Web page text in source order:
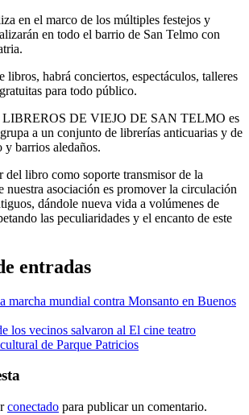
en el marco de los múltiples festejos y
en todo el barrio de San Telmo con
libros, habrá conciertos, espectáculos, talleres
para todo público.
DE VIEJO DE SAN TELMO es
a un conjunto de librerías anticuarias y de
y barrios aledaños.
del libro como soporte transmisor de la
nuestra asociación es promover la circulación
dándole nueva vida a volúmenes de
las peculiaridades y el encanto de este
entradas
marcha mundial contra Monsanto en Buenos
los vecinos salvaron al El cine teatro
de Parque Patricios
conectado para publicar un comentario.